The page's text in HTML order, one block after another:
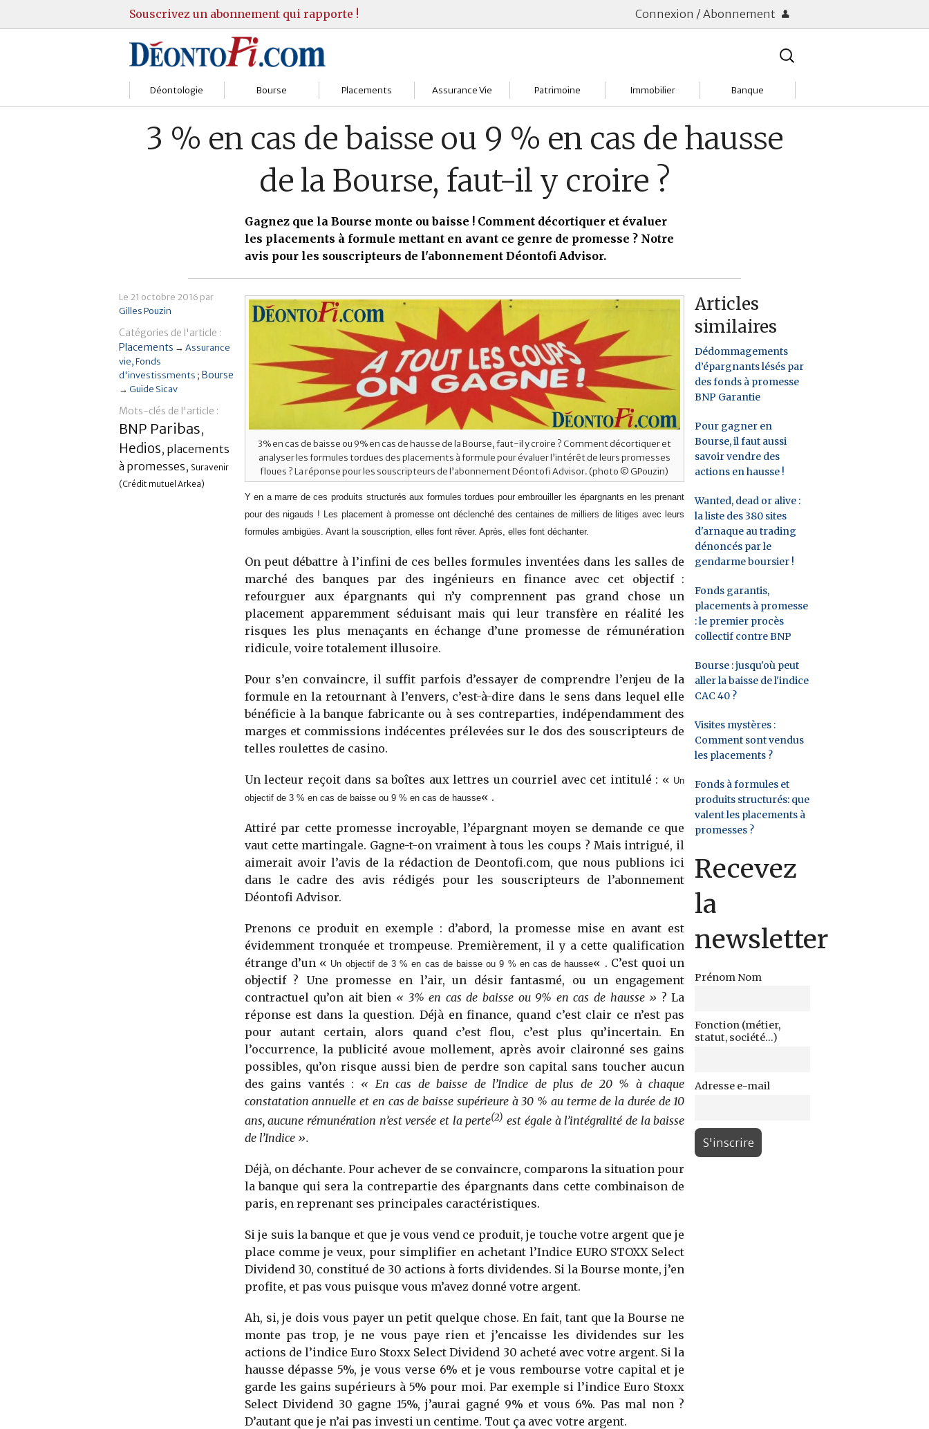
Souscrivez un abonnement qui rapporte ! Connexion / Abonnement
Rechercher
Déontologie
Gestion
Réglementation
Justice
Bourse
Guide Actions
Guide Sicav
Stratégie
Marchés
Pratique et OST
Placements
Bourses
Fonds d’investissments
Assurance vie
Immobilier
Divers
Assurance Vie
Choisir
Comprendre
Contrats
Gérer
Patrimoine
Conseil Gestion
Objectifs & stratégie
Retraite
Transmission
Immobilier
Charges
Acheter
Investir
Location
Tendances
Banque
Comptes & Livrets
Réclamations
3 % en cas de baisse ou 9 % en cas de hausse
de la Bourse, faut-il y croire ?
Gagnez que la Bourse monte ou baisse ! Comment décortiquer et évaluer
les placements à formule mettant en avant ce genre de promesse ? Notre
avis pour les souscripteurs de l'abonnement Déontofi Advisor.
Le 21 octobre 2016 par
Gilles Pouzin
Catégories de l'article :
Placements → Assurance
vie Fonds
d'investissments
Bourse
→ Guide Sicav
Mots-clés de l'article :
BNP Paribas,
Hedios, placements
à promesses, Suravenir
(Crédit mutuel Arkea)
3% en cas de baisse ou 9% en cas de hausse de la Bourse, faut-il y croire ? Comment décortiquer et
analyser les formules tordues des placements à formule pour évaluer l’intérêt de leurs promesses
floues ? La réponse pour les souscripteurs de l’abonnement Déontofi Advisor. (photo © GPouzin)
Y en a marre de ces produits structurés aux formules tordues pour embrouiller les épargnants en les prenant
pour des nigauds ! Les placement à promesse ont déclenché des centaines de milliers de litiges avec leurs
formules ambigües. Avant la souscription, elles font rêver. Après, elles font déchanter.
On peut débattre à l’infini de ces belles formules inventées dans les salles de
marché des banques par des ingénieurs en finance avec cet objectif :
refourguer aux épargnants qui n’y comprennent pas grand chose un
placement apparemment séduisant mais qui leur transfère en réalité les
risques les plus menaçants en échange d’une promesse de rémunération
ridicule, voire totalement illusoire.
Pour s’en convaincre, il suffit parfois d’essayer de comprendre l’enjeu de la
formule en la retournant à l’envers, c’est-à-dire dans le sens dans lequel elle
bénéficie à la banque fabricante ou à ses contreparties, indépendamment des
marges et commissions indécentes prélevées sur le dos des souscripteurs de
telles roulettes de casino.
Un lecteur reçoit dans sa boîtes aux lettres un courriel avec cet intitulé : « Un
objectif de 3 % en cas de baisse ou 9 % en cas de hausse« .
Attiré par cette promesse incroyable, l’épargnant moyen se demande ce que
vaut cette martingale. Gagne-t-on vraiment à tous les coups ? Mais intrigué, il
aimerait avoir l’avis de la rédaction de Deontofi.com, que nous publions ici
dans le cadre des avis rédigés pour les souscripteurs de l’abonnement
Déontofi Advisor.
Prenons ce produit en exemple : d’abord, la promesse mise en avant est
évidemment tronquée et trompeuse. Premièrement, il y a cette qualification
étrange d’un « Un objectif de 3 % en cas de baisse ou 9 % en cas de hausse« . C’est quoi un
objectif ? Une promesse en l’air, un désir fantasmé, ou un engagement
contractuel qu’on ait bien « 3% en cas de baisse ou 9% en cas de hausse » ? La
réponse est dans la question. Déjà en finance, quand c’est clair ce n’est pas
pour autant certain, alors quand c’est flou, c’est plus qu’incertain. En
l’occurrence, la publicité avoue mollement, après avoir claironné ses gains
possibles, qu’on risque aussi bien de perdre son capital sans toucher aucun
des gains vantés : « En cas de baisse de l’Indice de plus de 20 % à chaque
constatation annuelle et en cas de baisse supérieure à 30 % au terme de la durée de 10
ans, aucune rémunération n’est versée et la perte(2) est égale à l’intégralité de la baisse
de l’Indice ».
Déjà, on déchante. Pour achever de se convaincre, comparons la situation pour
la banque qui sera la contrepartie des épargnants dans cette combinaison de
paris, en reprenant ses principales caractéristiques.
Si je suis la banque et que je vous vend ce produit, je touche votre argent que je
place comme je veux, pour simplifier en achetant l’Indice EURO STOXX Select
Dividend 30, constitué de 30 actions à forts dividendes. Si la Bourse monte, j’en
profite, et pas vous puisque vous m’avez donné votre argent.
Ah, si, je dois vous payer un petit quelque chose. En fait, tant que la Bourse ne
monte pas trop, je ne vous paye rien et j’encaisse les dividendes sur les
actions de l’indice Euro Stoxx Select Dividend 30 acheté avec votre argent. Si la
hausse dépasse 5%, je vous verse 6% et je vous rembourse votre capital et je
garde les gains supérieurs à 5% pour moi. Par exemple si l’indice Euro Stoxx
Select Dividend 30 gagne 15%, j’aurai gagné 9% et vous 6%. Pas mal non ?
D’autant que je n’ai pas investi un centime. Tout ça avec votre argent.
Articles
similaires
Dédommagements
d’épargnants lésés par
des fonds à promesse
BNP Garantie
Pour gagner en
Bourse, il faut aussi
savoir vendre des
actions en hausse !
Wanted, dead or alive :
la liste des 380 sites
d'arnaque au trading
dénoncés par le
gendarme boursier !
Fonds garantis,
placements à promesse
: le premier procès
collectif contre BNP
Bourse : jusqu'où peut
aller la baisse de l'indice
CAC 40 ?
Visites mystères :
Comment sont vendus
les placements ?
Fonds à formules et
produits structurés: que
valent les placements à
promesses ?
Recevez
la
newsletter
Prénom Nom
Fonction (métier,
statut, société...)
Adresse e-mail